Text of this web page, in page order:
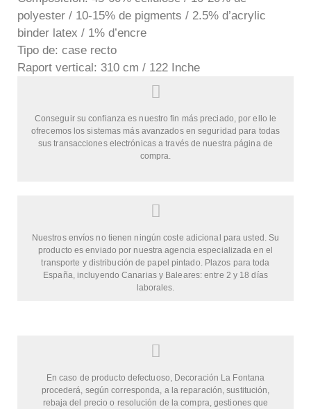
polyester / 10-15% de pigments / 2.5% d’acrylic
binder latex / 1% d’encre
Tipo de: case recto
Raport vertical: 310 cm / 122 Inche
Conseguir su confianza es nuestro fin más preciado, por ello le
ofrecemos los sistemas más avanzados en seguridad para todas
sus transacciones electrónicas a través de nuestra página de
compra.
Nuestros envíos no tienen ningún coste adicional para usted. Su
producto es enviado por nuestra agencia especializada en el
transporte y distribución de papel pintado. Plazos para toda
España, incluyendo Canarias y Baleares: entre 2 y 18 días
laborales.
En caso de producto defectuoso, Decoración La Fontana
procederá, según corresponda, a la reparación, sustitución,
rebaja del precio o resolución de la compra, gestiones que